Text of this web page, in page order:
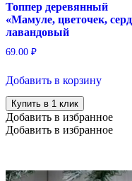
Топпер деревянный
«Мамуле, цветочек,
лавандовый
69.00 ₽
Добавить в корзину
Купить в 1 клик
Добавить в избранное
Добавить в избранное